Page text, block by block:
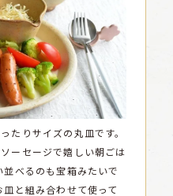
たりサイズの丸皿です。
ーセージで嬉しい朝ごは
べるのも宝箱みたいで
皿と組み合わせて使って